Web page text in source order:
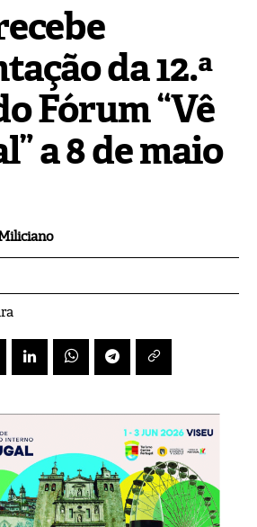
da 12.ª
Fórum “Vê
a 8 de maio